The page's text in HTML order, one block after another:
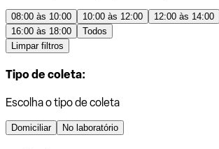
08:00 às 10:00 10:00 às 12:00 12:00 às 14:00
16:00 às 18:00
Todos
Limpar filtros
Tipo de coleta:
Escolha o tipo de coleta
Domiciliar No laboratório